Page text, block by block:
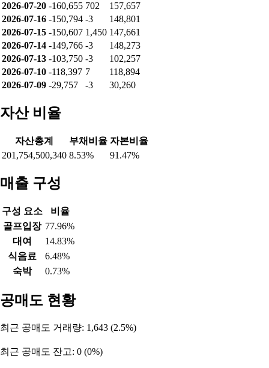
2026-07-20 -160,655 702
157,657
2026-07-16 -150,794 -3
148,801
2026-07-15 -150,607 1,450 147,661
2026-07-14 -149,766 -3
148,273
2026-07-13 -103,750 -3
102,257
2026-07-10 -118,397 7
118,894
2026-07-09 -29,757 -3 30,260
자산 비율
자산총계 부채비율 자본비율
201,754,500,340 8.53% 91.47%
매출 구성
구성 요소
비율
골프입장 77.96%
대여
14.83%
식음료
6.48%
숙박
0.73%
공매도 현황
최근 공매도 거래량: 1,643 (2.5%)
최근 공매도 잔고: 0 (0%)